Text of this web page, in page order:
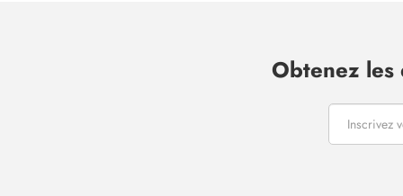
Obtenez les